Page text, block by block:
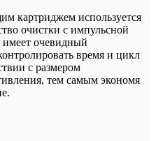
картриджем используется
очистки с импульсной
имеет очевидный
время и цикл
с размером
тем самым экономя